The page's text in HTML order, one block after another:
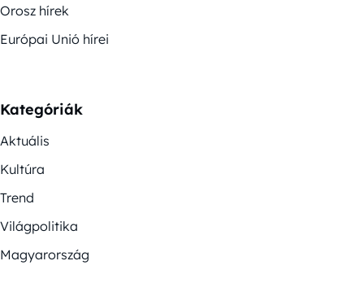
Orosz hírek
Európai Unió hírei
Kategóriák
Aktuális
Kultúra
Trend
Világpolitika
Magyarország